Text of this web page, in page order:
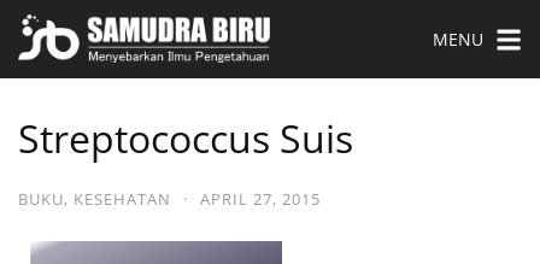
MENU
Streptococcus Suis
BUKU, KESEHATAN · APRIL 27, 2015